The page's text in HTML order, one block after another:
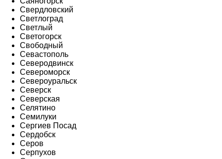
Свердловский
Светлоград
Светлый
Светогорск
Свободный
Севастополь
Северодвинск
Североморск
Североуральск
Северск
Северская
Селятино
Семилуки
Сергиев Посад
Сердобск
Серов
Серпухов